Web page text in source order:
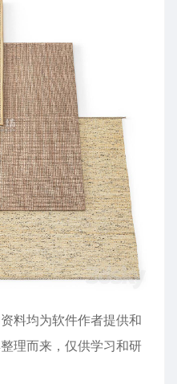
料均为软件作者提供和
理而来，仅供学习和研